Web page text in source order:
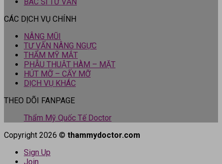
CÁC DỊCH VỤ CHÍNH
NÂNG MŨI
TƯ VẤN NÂNG NGỰC
THẨM MỸ MẮT
PHẪU THUẬT HÀM – MẶT
HÚT MỠ – CẤY MỠ
DỊCH VỤ KHÁC
THEO DÕI FANPAGE
Thẩm Mỹ Quốc Tế Doctor
Copyright 2026 © thammydoctor.com
Sign Up
Join